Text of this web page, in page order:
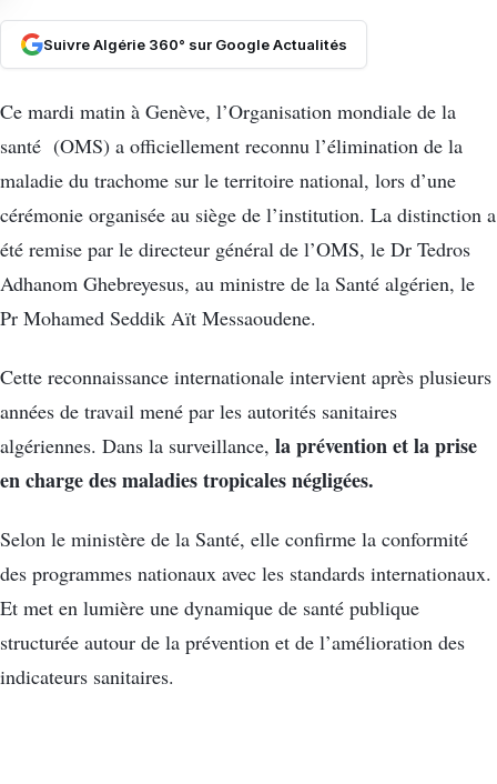
Suivre Algérie 360° sur Google Actualités
Ce mardi matin à Genève, l’Organisation mondiale de la
santé (OMS) a officiellement reconnu l’élimination de la
maladie du trachome sur le territoire national, lors d’une
cérémonie organisée au siège de l’institution. La distinction a
été remise par le directeur général de l’OMS, le Dr Tedros
Adhanom Ghebreyesus, au ministre de la Santé algérien, le
Pr Mohamed Seddik Aït Messaoudene.
Cette reconnaissance internationale intervient après plusieurs
années de travail mené par les autorités sanitaires
algériennes. Dans la surveillance, la prévention et la prise
en charge des maladies tropicales négligées.
Selon le ministère de la Santé, elle confirme la conformité
des programmes nationaux avec les standards internationaux.
Et met en lumière une dynamique de santé publique
structurée autour de la prévention et de l’amélioration des
indicateurs sanitaires.